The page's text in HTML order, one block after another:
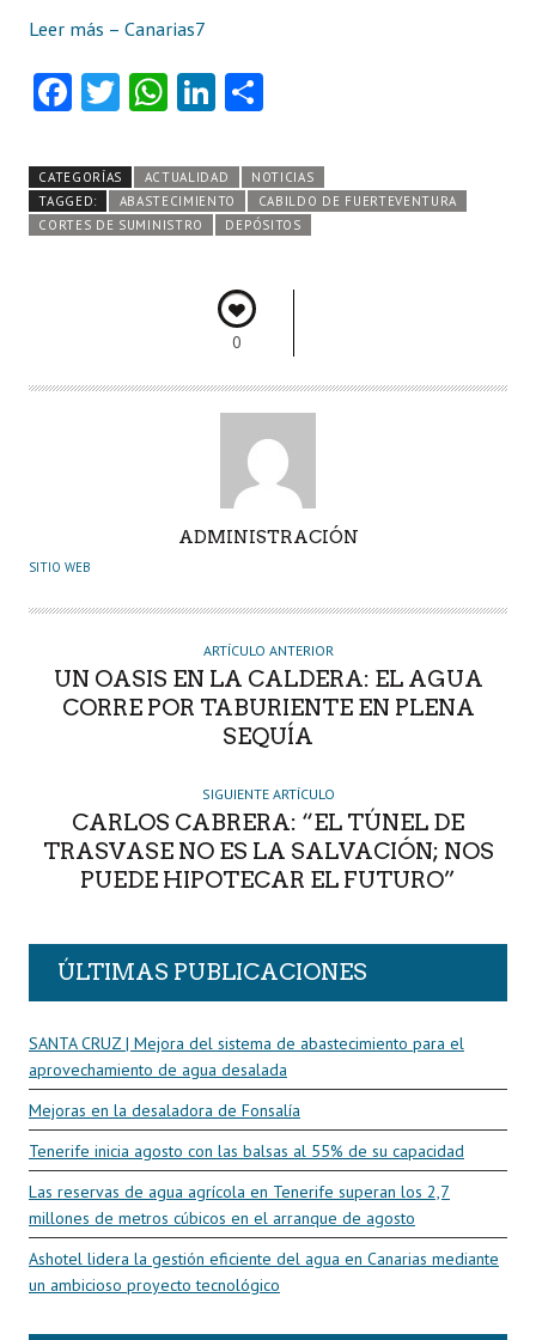
Leer más – Canarias7
Fa
b
o
o
T
itt
er
W
ts
A
p
Li
e
dI
n
m
pa
rti
CATEGORÍAS ACTUALIDAD
NOTICIAS
TAGGED:
ABASTECIMIENTO
CABILDO DE FUERTEVENTURA
CORTES DE SUMINISTRO
DEPÓSITOS
0
U
O
ADMINISTRACIÓN
SITIO WEB
ARTÍCULO ANTERIOR
UN OASIS EN LA CALDERA: EL AGUA
CORRE POR TABURIENTE EN PLENA
SEQUÍA
SIGUIENTE ARTÍCULO
CARLOS CABRERA: “EL TÚNEL DE
TRASVASE NO ES LA SALVACIÓN; NOS
PUEDE HIPOTECAR EL FUTURO”
ÚLTIMAS PUBLICACIONES
SANTA CRUZ | Mejora del sistema de abastecimiento para el
aprovechamiento de agua desalada
Mejoras en la desaladora de Fonsalía
Tenerife inicia agosto con las balsas al 55% de su capacidad
Las reservas de agua agrícola en Tenerife superan los 2,7
millones de metros cúbicos en el arranque de agosto
Ashotel lidera la gestión eficiente del agua en Canarias mediante
un ambicioso proyecto tecnológico